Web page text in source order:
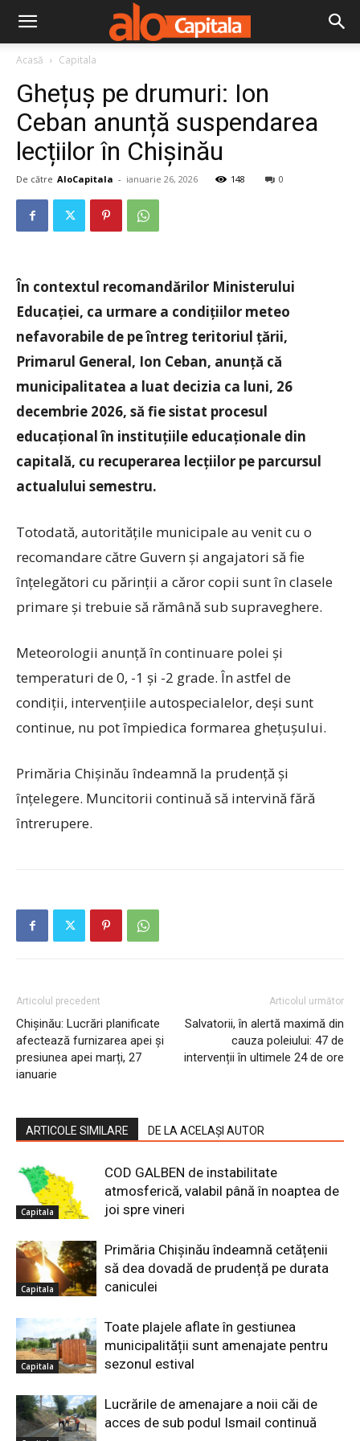
Acasă Capitala
Ghețuș pe drumuri: Ion
Ceban anunță suspendarea
lecțiilor în Chișinău
De către AloCapitala - ianuarie 26, 2026 148 0
În contextul recomandărilor Ministerului
Educației, ca urmare a condițiilor meteo
nefavorabile de pe întreg teritoriul țării,
Primarul General, Ion Ceban, anunță că
municipalitatea a luat decizia ca luni, 26
decembrie 2026, să fie sistat procesul
educațional în instituțiile educaționale din
capitală, cu recuperarea lecțiilor pe parcursul
actualului semestru.
Totodată, autoritățile municipale au venit cu o
recomandare către Guvern și angajatori să fie
înțelegători cu părinții a căror copii sunt în clasele
primare și trebuie să rămână sub supraveghere.
Meteorologii anunță în continuare polei și
temperaturi de 0, -1 și -2 grade. În astfel de
condiții, intervențiile autospecialelor, deși sunt
continue, nu pot împiedica formarea ghețușului.
Primăria Chișinău îndeamnă la prudență și
înțelegere. Muncitorii continuă să intervină fără
întrerupere.
Articolul precedent
Chișinău: Lucrări planificate
afectează furnizarea apei și
presiunea apei marți, 27
ianuarie
Articolul următor
Salvatorii, în alertă maximă din
cauza poleiului: 47 de
intervenții în ultimele 24 de ore
ARTICOLE SIMILARE DE LA ACELAȘI AUTOR
Capitala
COD GALBEN de instabilitate
atmosferică, valabil până în noaptea de
joi spre vineri
Capitala
Primăria Chișinău îndeamnă cetățenii
să dea dovadă de prudență pe durata
caniculei
Capitala
Toate plajele aflate în gestiunea
municipalității sunt amenajate pentru
sezonul estival
Lucrările de amenajare a noii căi de
acces de sub podul Ismail continuă